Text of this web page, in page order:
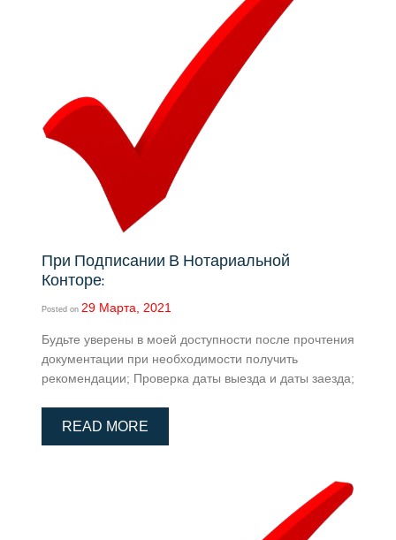
При Подписании В Нотариальной
Конторе:
Posted on 29 Марта, 2021
Будьте уверены в моей доступности после прочтения
документации при необходимости получить
рекомендации; Проверка даты выезда и даты заезда;
READ MORE